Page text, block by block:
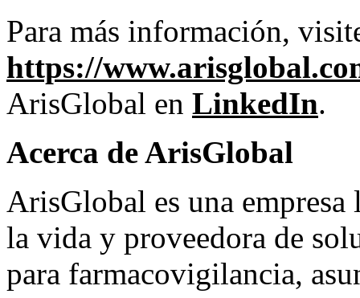
Para más información,
https://
ArisGlobal en LinkedIn.
Acerca de ArisGlobal
ArisGlobal es una
la vida y proveedora de
para farmacovigilancia,